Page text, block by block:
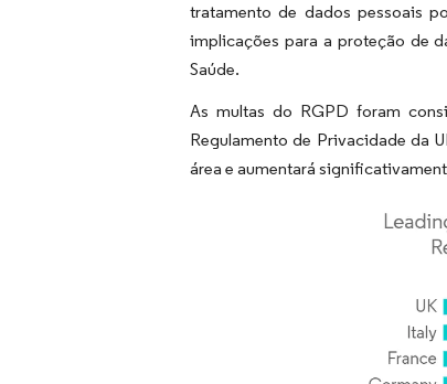
tratamento de dados pessoais
implicações para a proteção de
Saúde.
As multas do RGPD foram
Regulamento de Privacidade da
área e aumentará